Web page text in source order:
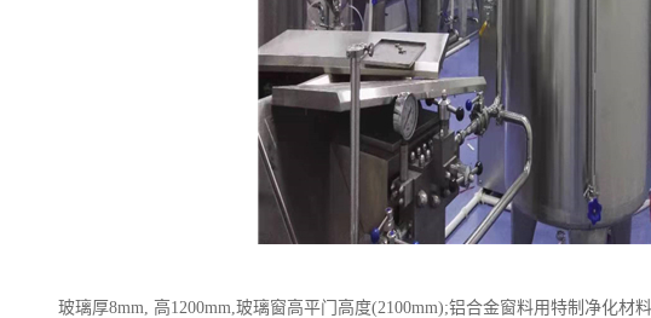
玻璃厚8mm, 高1200mm,玻璃窗高平门高度(2100mm);铝合金窗料用特制净化